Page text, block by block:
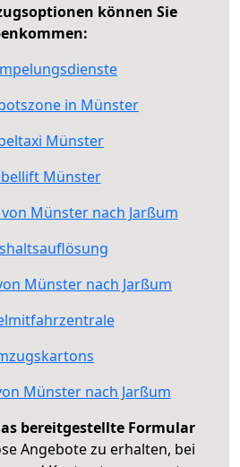
können Sie
in Münster
Münster
Münster
Münster nach Jarßum
Münster nach Jarßum
Münster nach Jarßum
bereitgestellte Formular
Angebote zu erhalten, bei